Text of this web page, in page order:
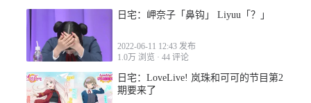
2022-05-09 16:53
日宅：岬奈子「鼻钩」 Liyuu「？」
2022-06-11 12:43 发布
1.0万 浏览 · 44 评论
日宅：LoveLive! 岚珠和可可的节目第2
期要来了